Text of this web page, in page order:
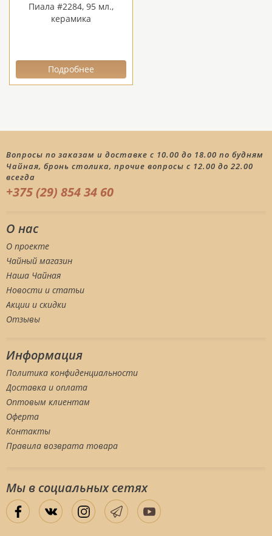
Пиала #2284, 95 мл.,
керамика
Подробнее
Вопросы по заказам и доставке с 10.00 до 18.00 по будням
Чайная, бронь столика, прочие вопросы с 12.00 до 22.00
всегда
+375 (29) 854 34 60
О нас
О проекте
Чайный магазин
Наша Чайная
Новости и статьи
Акции и скидки
Отзывы
Информация
Политика конфиденциальности
Доставка и оплата
Оптовым клиентам
Оферта
Контакты
Правила возврата товара
Мы в социальных сетяx